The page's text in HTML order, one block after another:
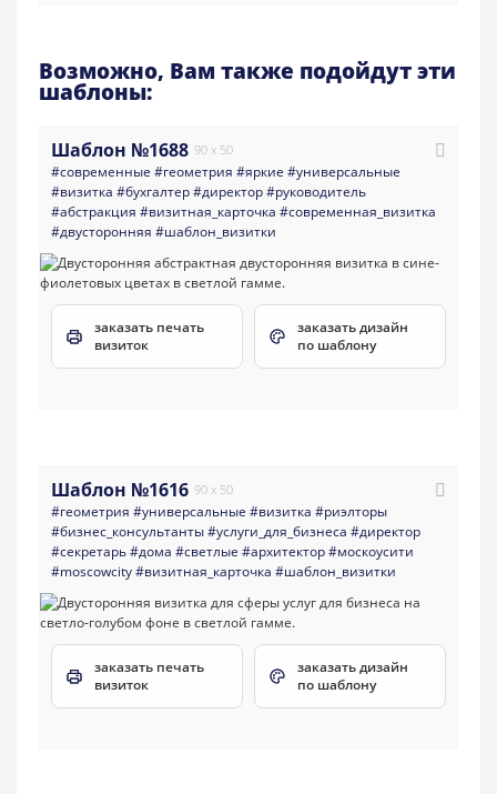
Возможно, Вам также подойдут эти
шаблоны:
Шаблон №1688 90 x 50
#современные #геометрия #яркие #универсальные
#визитка #бухгалтер#директор#руководитель
#абстракция #визитная_карточка #современная_визитка
#двусторонняя #шаблон_визитки
заказать печать
визиток
заказать дизайн
по шаблону
Шаблон №1616 90 x 50
#геометрия #универсальные #визитка #риэлторы
#бизнес_консультанты#услуги_для_бизнеса #директор
#секретарь#дома #светлые #архитектор#москоусити
#moscowcity#визитная_карточка #шаблон_визитки
заказать печать
визиток
заказать дизайн
по шаблону